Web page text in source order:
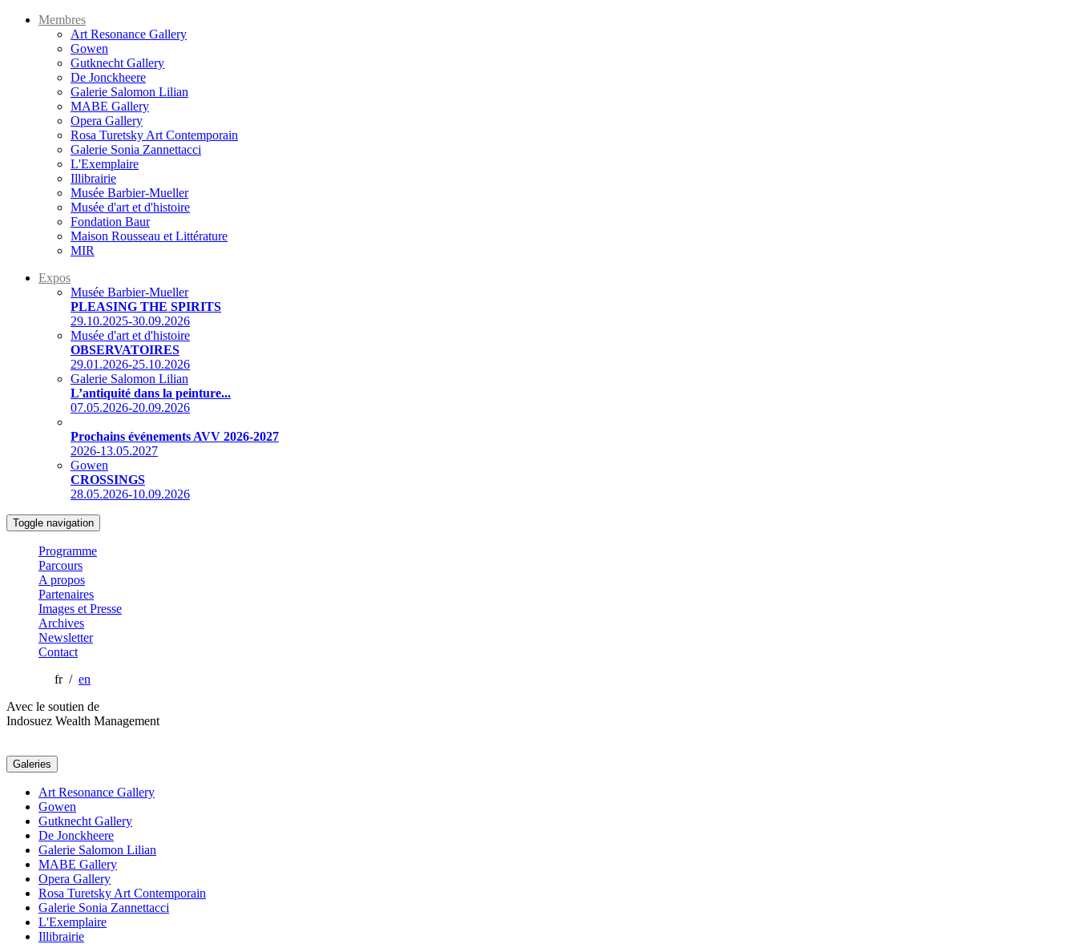
Membres
Art Resonance Gallery
Gowen
Gutknecht Gallery
De Jonckheere
Galerie Salomon Lilian
MABE Gallery
Opera Gallery
Rosa Turetsky Art Contemporain
Galerie Sonia Zannettacci
L'Exemplaire
Illibrairie
Musée Barbier-Mueller
Musée d'art et d'histoire
Fondation Baur
Maison Rousseau et Littérature
MIR
Expos
Musée Barbier-Mueller
PLEASING THE SPIRITS
29.10.2025-30.09.2026
Musée d'art et d'histoire
OBSERVATOIRES
29.01.2026-25.10.2026
Galerie Salomon Lilian
L’antiquité dans la peinture...
07.05.2026-20.09.2026
Prochains événements AVV 2026-2027
2026-13.05.2027
Gowen
CROSSINGS
28.05.2026-10.09.2026
Toggle navigation
Programme
Parcours
A propos
Partenaires
Images et Presse
Archives
Newsletter
Contact
fr / en
Avec le soutien de
Indosuez Wealth Management
Galeries
Art Resonance Gallery
Gowen
Gutknecht Gallery
De Jonckheere
Galerie Salomon Lilian
MABE Gallery
Opera Gallery
Rosa Turetsky Art Contemporain
Galerie Sonia Zannettacci
L'Exemplaire
Illibrairie